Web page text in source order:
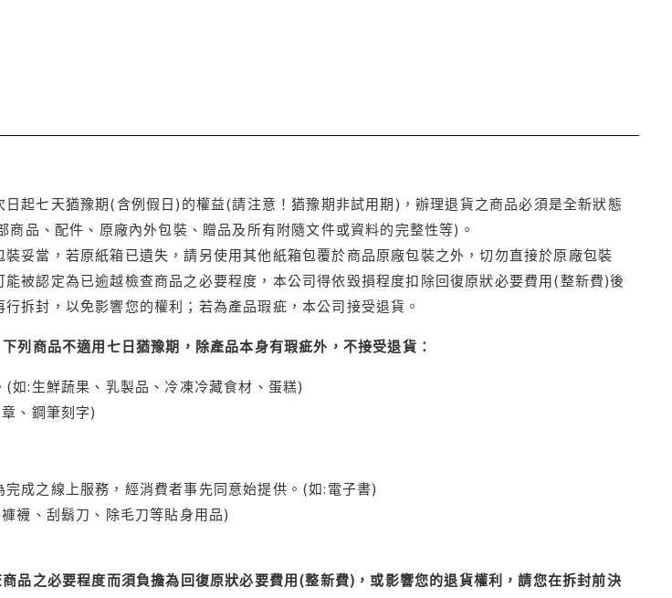
起七天猶豫期(含例假日)的權益(請注意！猶豫期非試用期)，辦理退貨之商品必須是全新狀態
品、配件、原廠內外包裝、贈品及所有附隨文件或資料的完整性等)。
妥當，若原紙箱已遺失，請另使用其他紙箱包覆於商品原廠包裝之外，切勿直接於原廠包裝
被認定為已逾越檢查商品之必要程度，本公司得依毀損程度扣除回復原狀必要費用(整新費)後
拆封，以免影響您的權利；若為產品瑕疵，本公司接受退貨。
列商品不適用七日猶豫期，除產品本身有瑕疵外，不接受退貨：
如:生鮮蔬果、乳製品、冷凍冷藏食材、蛋糕)
、鋼筆刻字)
成之線上服務，經消費者事先同意始提供。(如:電子書)
襪、刮鬍刀、除毛刀等貼身用品)
品之必要程度而須負擔為回復原狀必要費用(整新費)，或影響您的退貨權利，請您在拆封前決